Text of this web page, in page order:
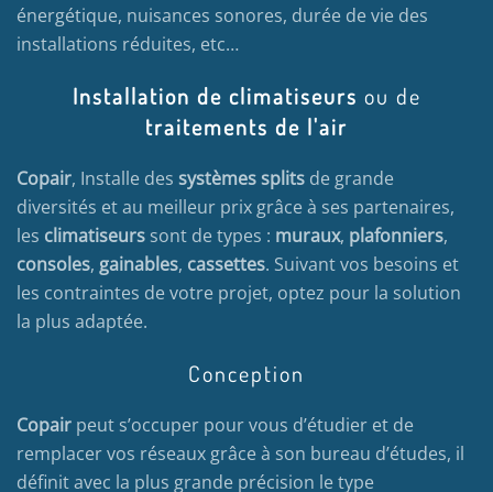
énergétique, nuisances sonores, durée de vie des
installations réduites, etc…
Installation de climatiseurs ou de
traitements de l'air
Copair, Installe des systèmes splits de grande
diversités et au meilleur prix grâce à ses partenaires,
les climatiseurs sont de types : muraux, plafonniers,
consoles, gainables, cassettes. Suivant vos besoins et
les contraintes de votre projet, optez pour la solution
la plus adaptée.
Conception
Copair peut s’occuper pour vous d’étudier et de
remplacer vos réseaux grâce à son bureau d’études, il
définit avec la plus grande précision le type